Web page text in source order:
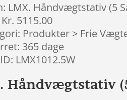
LMX. Håndvægtstativ (5
5115.00
Produkter > Frie
365 dage
LMX1012.5W
Håndvægtstativ